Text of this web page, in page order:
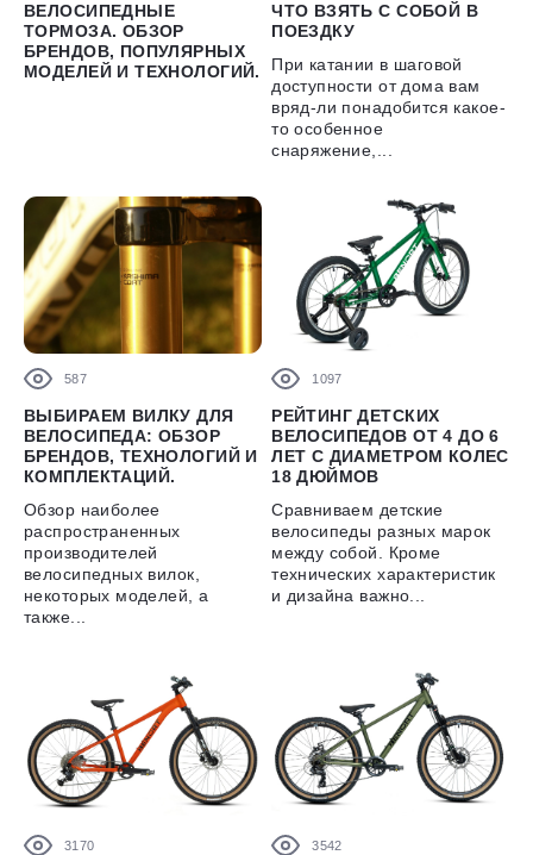
ВЕЛОСИПЕДНЫЕ
ТОРМОЗА. ОБЗОР
БРЕНДОВ, ПОПУЛЯРНЫХ
МОДЕЛЕЙ И ТЕХНОЛОГИЙ.
ЧТО ВЗЯТЬ С СОБОЙ В
ПОЕЗДКУ
При катании в шаговой
доступности от дома вам
вряд-ли понадобится какое-
то особенное
снаряжение,...
587
ВЫБИРАЕМ ВИЛКУ ДЛЯ
ВЕЛОСИПЕДА: ОБЗОР
БРЕНДОВ, ТЕХНОЛОГИЙ И
КОМПЛЕКТАЦИЙ.
Обзор наиболее
распространенных
производителей
велосипедных вилок,
некоторых моделей, а
также...
1097
РЕЙТИНГ ДЕТСКИХ
ВЕЛОСИПЕДОВ ОТ 4 ДО 6
ЛЕТ С ДИАМЕТРОМ КОЛЕС
18 ДЮЙМОВ
Сравниваем детские
велосипеды разных марок
между собой. Кроме
технических характеристик
и дизайна важно...
3170 3542